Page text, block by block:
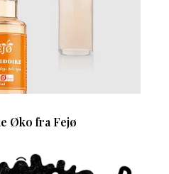
Øko fra Fejø